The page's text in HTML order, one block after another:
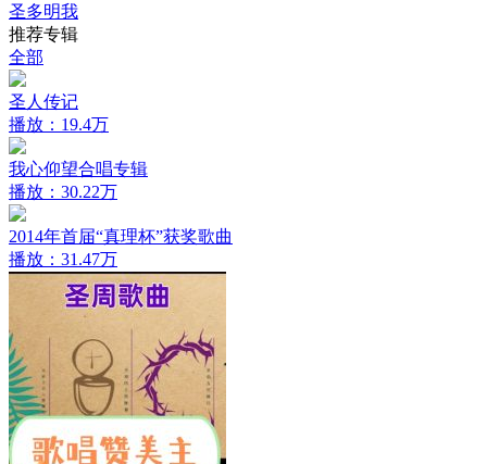
圣多明我
推荐专辑
全部
圣人传记
播放：19.4万
我心仰望合唱专辑
播放：30.22万
2014年首届“真理杯”获奖歌曲
播放：31.47万